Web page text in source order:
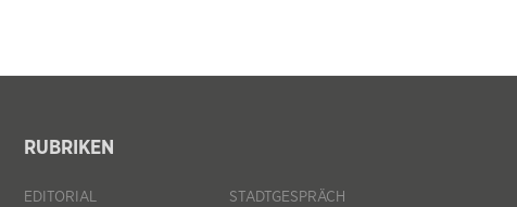
RUBRIKEN
EDITORIAL STADTGESPRÄCH